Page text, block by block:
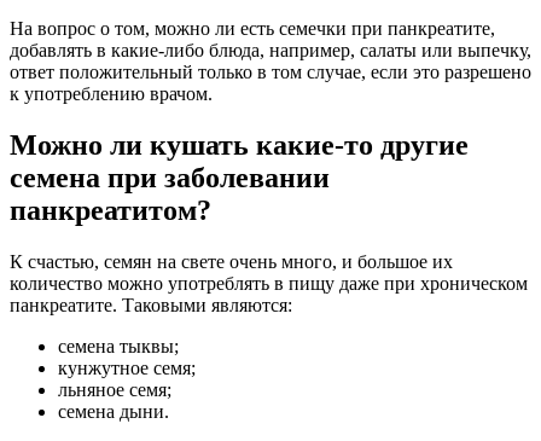
На вопрос о том, можно ли есть семечки при панкреатите,
добавлять в какие-либо блюда, например, салаты или выпечку,
ответ положительный только в том случае, если это разрешено
к употреблению врачом.
Можно ли кушать какие-то другие
семена при заболевании
панкреатитом?
К счастью, семян на свете очень много, и большое их
количество можно употреблять в пищу даже при хроническом
панкреатите. Таковыми являются:
семена тыквы;
кунжутное семя;
льняное семя;
семена дыни.